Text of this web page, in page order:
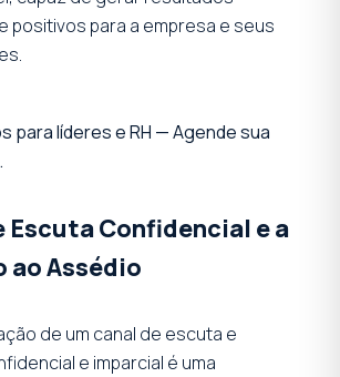
positivos para a empresa e seus
para líderes e RH — Agende sua
Escuta Confidencial e a
ao Assédio
de um canal de escuta e
e imparcial é uma